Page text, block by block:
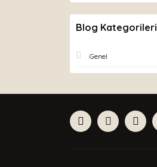
Blog Kategorileri
Genel